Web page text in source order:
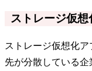
ストレージ仮
ストレージ仮想化
先が分散している企